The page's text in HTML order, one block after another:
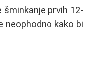
šminkanje prvih 12-
neophodno kako bi